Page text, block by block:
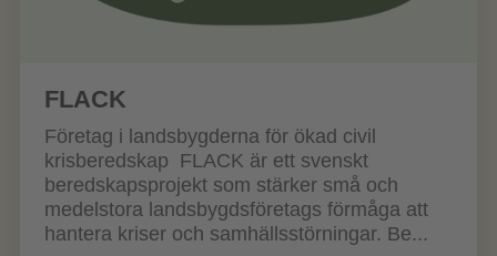
FLACK
Företag i landsbygderna för ökad civil
krisberedskap FLACK är ett svenskt
beredskapsprojekt som stärker små och
medelstora landsbygdsföretags förmåga att
hantera kriser och samhällsstörningar. Be...